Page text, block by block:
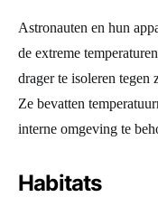
Astronauten en hun
de extreme
drager te isoleren tegen
Ze bevatten
interne omgeving te
Habitats